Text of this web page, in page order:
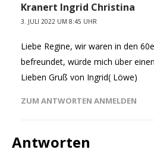
Kranert Ingrid Christina
3. JULI 2022 UM 8:45 UHR
Liebe Regine, wir waren in den
befreundet, würde mich über
Lieben Gruß von Ingrid( Löwe)
ZUM ANTWORTEN ANMELDEN
Antworten